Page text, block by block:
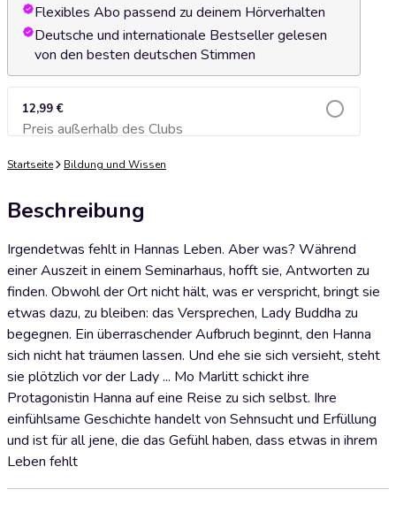
Flexibles Abo passend zu deinem Hörverhalten
Deutsche und internationale Bestseller gelesen
von den besten deutschen Stimmen
12,99 €
Preis außerhalb des ClubsZum Warenkorb hinzufügen
Startseite Bildung und Wissen
Beschreibung
Irgendetwas fehlt in Hannas Leben. Aber was? Während
einer Auszeit in einem Seminarhaus, hofft sie, Antworten zu
finden. Obwohl der Ort nicht hält, was er verspricht, bringt sie
etwas dazu, zu bleiben: das Versprechen, Lady Buddha zu
begegnen. Ein überraschender Aufbruch beginnt, den Hanna
sich nicht hat träumen lassen. Und ehe sie sich versieht, steht
sie plötzlich vor der Lady ... Mo Marlitt schickt ihre
Protagonistin Hanna auf eine Reise zu sich selbst. Ihre
einfühlsame Geschichte handelt von Sehnsucht und Erfüllung
und ist für all jene, die das Gefühl haben, dass etwas in ihrem
Leben fehlt